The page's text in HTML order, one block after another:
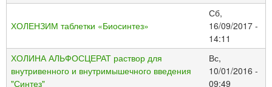
ХОЛЕНЗИМ таблетки «Биосинтез»
Сб,
16/09/2017 -
14:11
ХОЛИНА АЛЬФОСЦЕРАТ раствор для
внутривенного и внутримышечного введения
"Синтез"
Вс,
10/01/2016 -
09:49